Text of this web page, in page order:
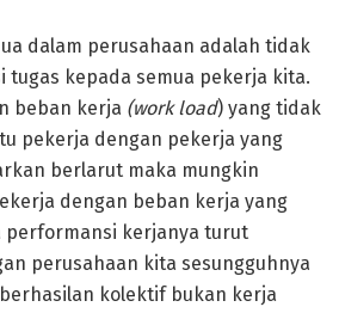
dalam perusahaan adalah tidak
tugas kepada semua pekerja kita.
beban kerja (work load) yang tidak
pekerja dengan pekerja yang
berlarut maka mungkin
dengan beban kerja yang
performansi kerjanya turut
perusahaan kita sesungguhnya
kolektif bukan kerja